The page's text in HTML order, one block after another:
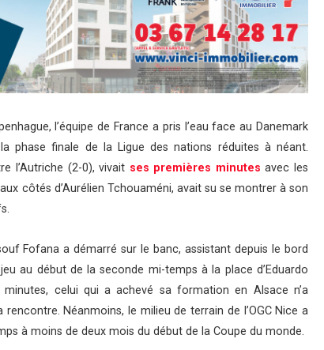
l’équipe de France a pris l’eau face au Danemark
phase finale de la Ligue des nations réduites à néant.
l’Autriche (2-0), vivait ses premières minutes avec les
côtés d’Aurélien Tchouaméni, avait su se montrer à son
Fofana a démarré sur le banc, assistant depuis le bord
au début de la seconde mi-temps à la place d’Eduardo
celui qui a achevé sa formation en Alsace n’a
Néanmoins, le milieu de terrain de l’OGC Nice a
à moins de deux mois du début de la Coupe du monde.